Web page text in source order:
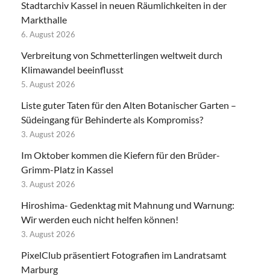
Stadtarchiv Kassel in neuen Räumlichkeiten in der
Markthalle
6. August 2026
Verbreitung von Schmetterlingen weltweit durch
Klimawandel beeinflusst
5. August 2026
Liste guter Taten für den Alten Botanischer Garten –
Südeingang für Behinderte als Kompromiss?
3. August 2026
Im Oktober kommen die Kiefern für den Brüder-
Grimm-Platz in Kassel
3. August 2026
Hiroshima- Gedenktag mit Mahnung und Warnung:
Wir werden euch nicht helfen können!
3. August 2026
PixelClub präsentiert Fotografien im Landratsamt
Marburg